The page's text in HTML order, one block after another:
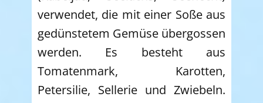
verwendet, die mit einer Soße aus
gedünstetem Gemüse übergossen
werden. Es besteht aus
Tomatenmark, Karotten,
Petersilie, Sellerie und Zwiebeln.